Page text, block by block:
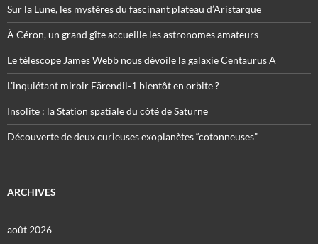
Sur la Lune, les mystères du fascinant plateau d’Aristarque
À Céron, un grand gîte accueille les astronomes amateurs
Le télescope James Webb nous dévoile la galaxie Centaurus A
L’inquiétant miroir Eärendil-1 bientôt en orbite ?
Insolite : la Station spatiale du côté de Saturne
Découverte de deux curieuses exoplanètes “cotonneuses”
ARCHIVES
août 2026